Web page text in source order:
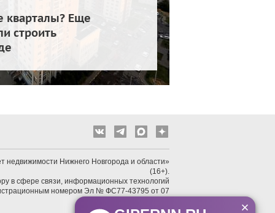
кварталы? Еще
строить
недвижимости Нижнего Новгорода и области»
(16+).
в сфере связи, информационных технологий
номером Эл № ФС77-43795 от 07